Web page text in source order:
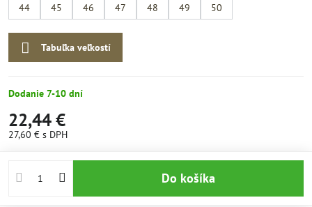
44
45 46 47 48 49 50
Tabuľka veľkostí
Dodanie 7-10 dní
22,44 €
27,60 € s DPH
Do košíka